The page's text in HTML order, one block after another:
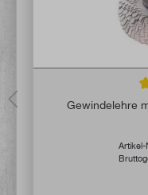
5 SternenGewindelehre
Artikel-